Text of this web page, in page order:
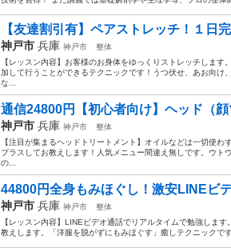
【友達割引有】ペアストレッチ！１日
神戸市 兵庫 神戸市
整体
【レッスン内容】お客様のお身体をゆっくりストレッチしま
加して行うことができるテクニックです！うつ伏せ、あお向け
な...
通信24800円【初心者向け】ヘッド（
神戸市 兵庫 神戸市
整体
【注目が集まるヘッドトリートメント】オイルなどは一切使
プラスしてお教えします！人気メニュー間違え無しです。ウ
の...
44800円全身もみほぐし！激安LINEビ
神戸市 兵庫 神戸市
整体
【レッスン内容】LINEビデオ通話でリアルタイムで勉強しま
教えします。「洋服を脱がずにもみほぐす」癒しテクニックで